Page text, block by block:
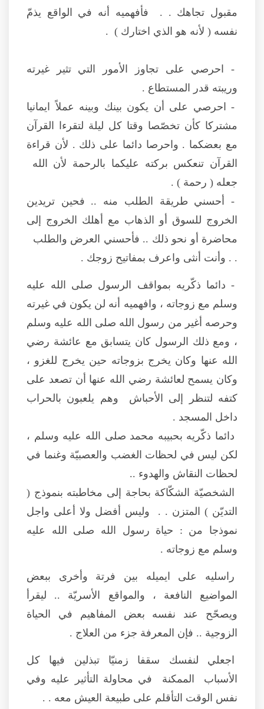
مقبول تجاهك . . فأفهميه أنه في الواقع يذمّ
نفسه ( لأنه هو الذي اختارك ) .
- احرصي على تجاوز الأمور التي تثير غيرته
وريبته قدر المستطاع .
- احرصي على أن يكون بينك وبينه عملاً ايمانيا
مشتركا كأن تخصّصا وقتا كل ليلة لتقرءا القرآن
مع بعضكما . واحرصا دائما على ذلك . لأن قراءة
القرآن تنعكس بركته عليكما بالرحمة لأن الله
جعله ( رحمة ) .
- أحسني طريقة الطلب منه .. فحين تريدين
الخروج للسوق أو الذهاب مع أهلك الخروج إلى
محاضرة أو نحو ذلك .. فأحسني العرض والطلب
. . وأنت أنثى واعرف بمفاتيح زوجك .
- دائما ذكّريه بمواقف الرسول صلى الله عليه
وسلم مع زوجاته ، وافهميه أنه لن يكون في غيرته
وحرصه أغير من رسول الله صلى الله عليه وسلم
، ومع ذلك الرسول كان يتسابق مع عائشة رضي
الله عنها وكان يخرج بزوجاته حين يخرج للغزو ،
وكان يسمح لعائشة رضي الله عنها أن تصعد على
كتفه لتنظر إلى الأحباش وهم يلعبون بالحراب
داخل المسجد .
دائما ذكّريه بحبيبه محمد صلى الله عليه وسلم ،
لكن ليس في لحظات الغضب والعصبيّة وغنما في
لحظات النقاش والهدوء ..
الشخصيّة الشكّاكة بحاجة إلى مخاطبته بنموذج (
التديّن ) المتزن . . وليس أفضل ولا أعلى واجل
نموذجا من : حياة رسول الله صلى الله عليه
وسلم مع زوجاته .
راسليه على ايميله بين فرتة وأخرى ببعض
المواضيع النافعة ، والمواقع الأسريّة .. ليقرأ
ويصحّح عند نفسه بعض المفاهيم في الحياة
الزوجية .. فإن المعرفة جزء من العلاج .
اجعلي لنفسك سقفا زمنيّا تبذلين فيها كل
الأسباب الممكنة في محاولة التأثير عليه وفي
نفس الوقت التأقلم على طبيعة العيش معه . .